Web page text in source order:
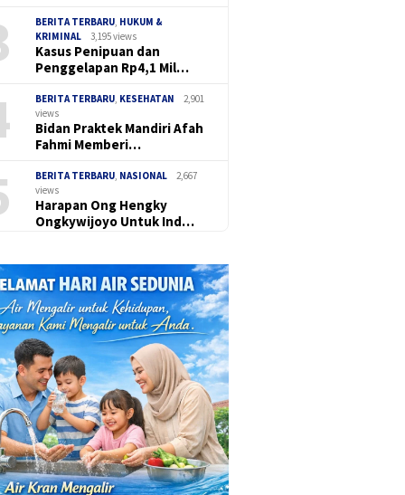
BERITA TERBARU HUKUM &
KRIMINAL
3,195 views
Kasus Penipuan dan
Penggelapan Rp4,1 Mil…
BERITA TERBARU KESEHATAN
2,901
views
Bidan Praktek Mandiri Afah
Fahmi Memberi…
BERITA TERBARU NASIONAL
2,667
views
Harapan Ong Hengky
Ongkywijoyo Untuk Ind…